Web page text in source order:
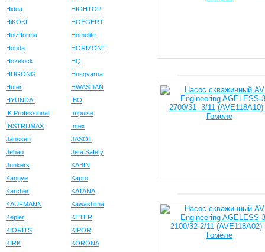
Hidea
HIGHTOP
HiKOKI
HOEGERT
Holzfforma
Homelite
Honda
HORIZONT
Hozelock
HQ
HUGONG
Husqvarna
Huter
HWASDAN
HYUNDAI
IBO
IK Professional
Impulse
INSTRUMAX
Intex
Janssen
JASOL
Jebao
Jeta Safety
Junkers
KABIN
Kangye
Kapro
Karcher
KATANA
KAUFMANN
Kawashima
Kepler
KETER
KIORITS
KIPOR
KIRK
KORONA